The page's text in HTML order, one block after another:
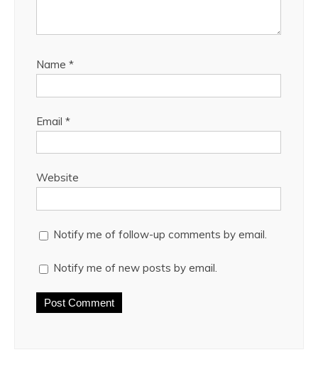
Name *
Email *
Website
Notify me of follow-up comments by email.
Notify me of new posts by email.